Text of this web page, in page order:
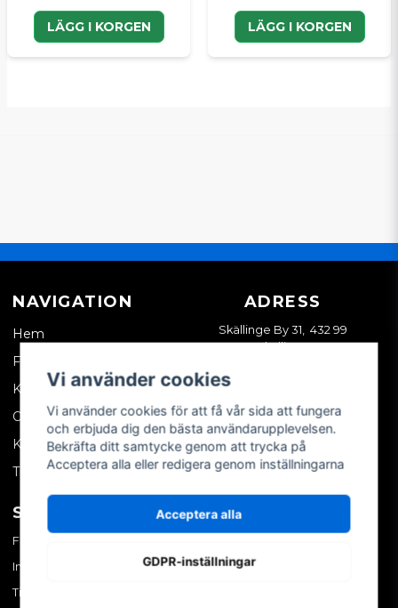
LÄGG I KORGEN LÄGG I KORGEN
NAVIGATION
Hem
Företagskund
Kontakta oss
Om oss
Köpvillkor
Tips & trix
ADRESS
Skällinge By 31, 432 99
Skällinge
SOCIALA MEDIER
Facebook
Instagram
TikTok
MITT KONTO
Skapa konto
Vi använder cookies
Vi använder cookies för att få vår sida att fungera
och erbjuda dig den bästa användarupplevelsen.
Bekräfta ditt samtycke genom att trycka på
Acceptera alla eller redigera genom inställningarna
Acceptera alla
GDPR-inställningar